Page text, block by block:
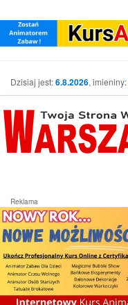
Dzisiaj jest:6.8.2026, imieniny:
Reklama